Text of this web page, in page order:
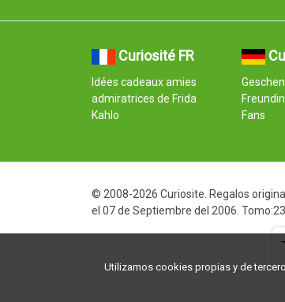
Curiosité FR
Idées cadeaux amies
admiratrices de Frida
Kahlo
Fans
© 2008-2026 Curiosite. Regalos
el 07 de Septiembre del 2006.
Utilizamos cookies propias y de